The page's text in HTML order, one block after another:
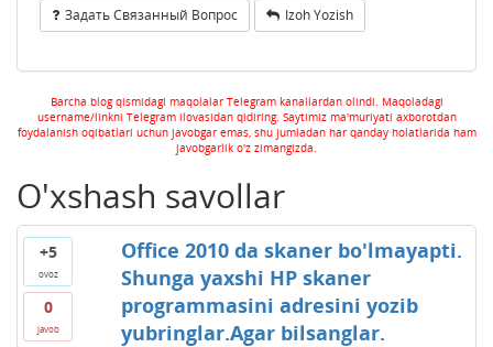
Задать Связанный Вопрос Izoh Yozish
Barcha blog qismidagi maqolalar Telegram kanallardan olindi. Maqoladagi
username/linkni Telegram ilovasidan qidiring. Saytimiz ma'muriyati axborotdan
foydalanish oqibatlari uchun javobgar emas, shu jumladan har qanday holatlarida ham
javobgarlik o'z zimangizda.
O'xshash savollar
+5
ovoz
0
javob
Office 2010 da skaner bo'lmayapti.
Shunga yaxshi HP skaner
programmasini adresini yozib
yubringlar.Agar bilsanglar.